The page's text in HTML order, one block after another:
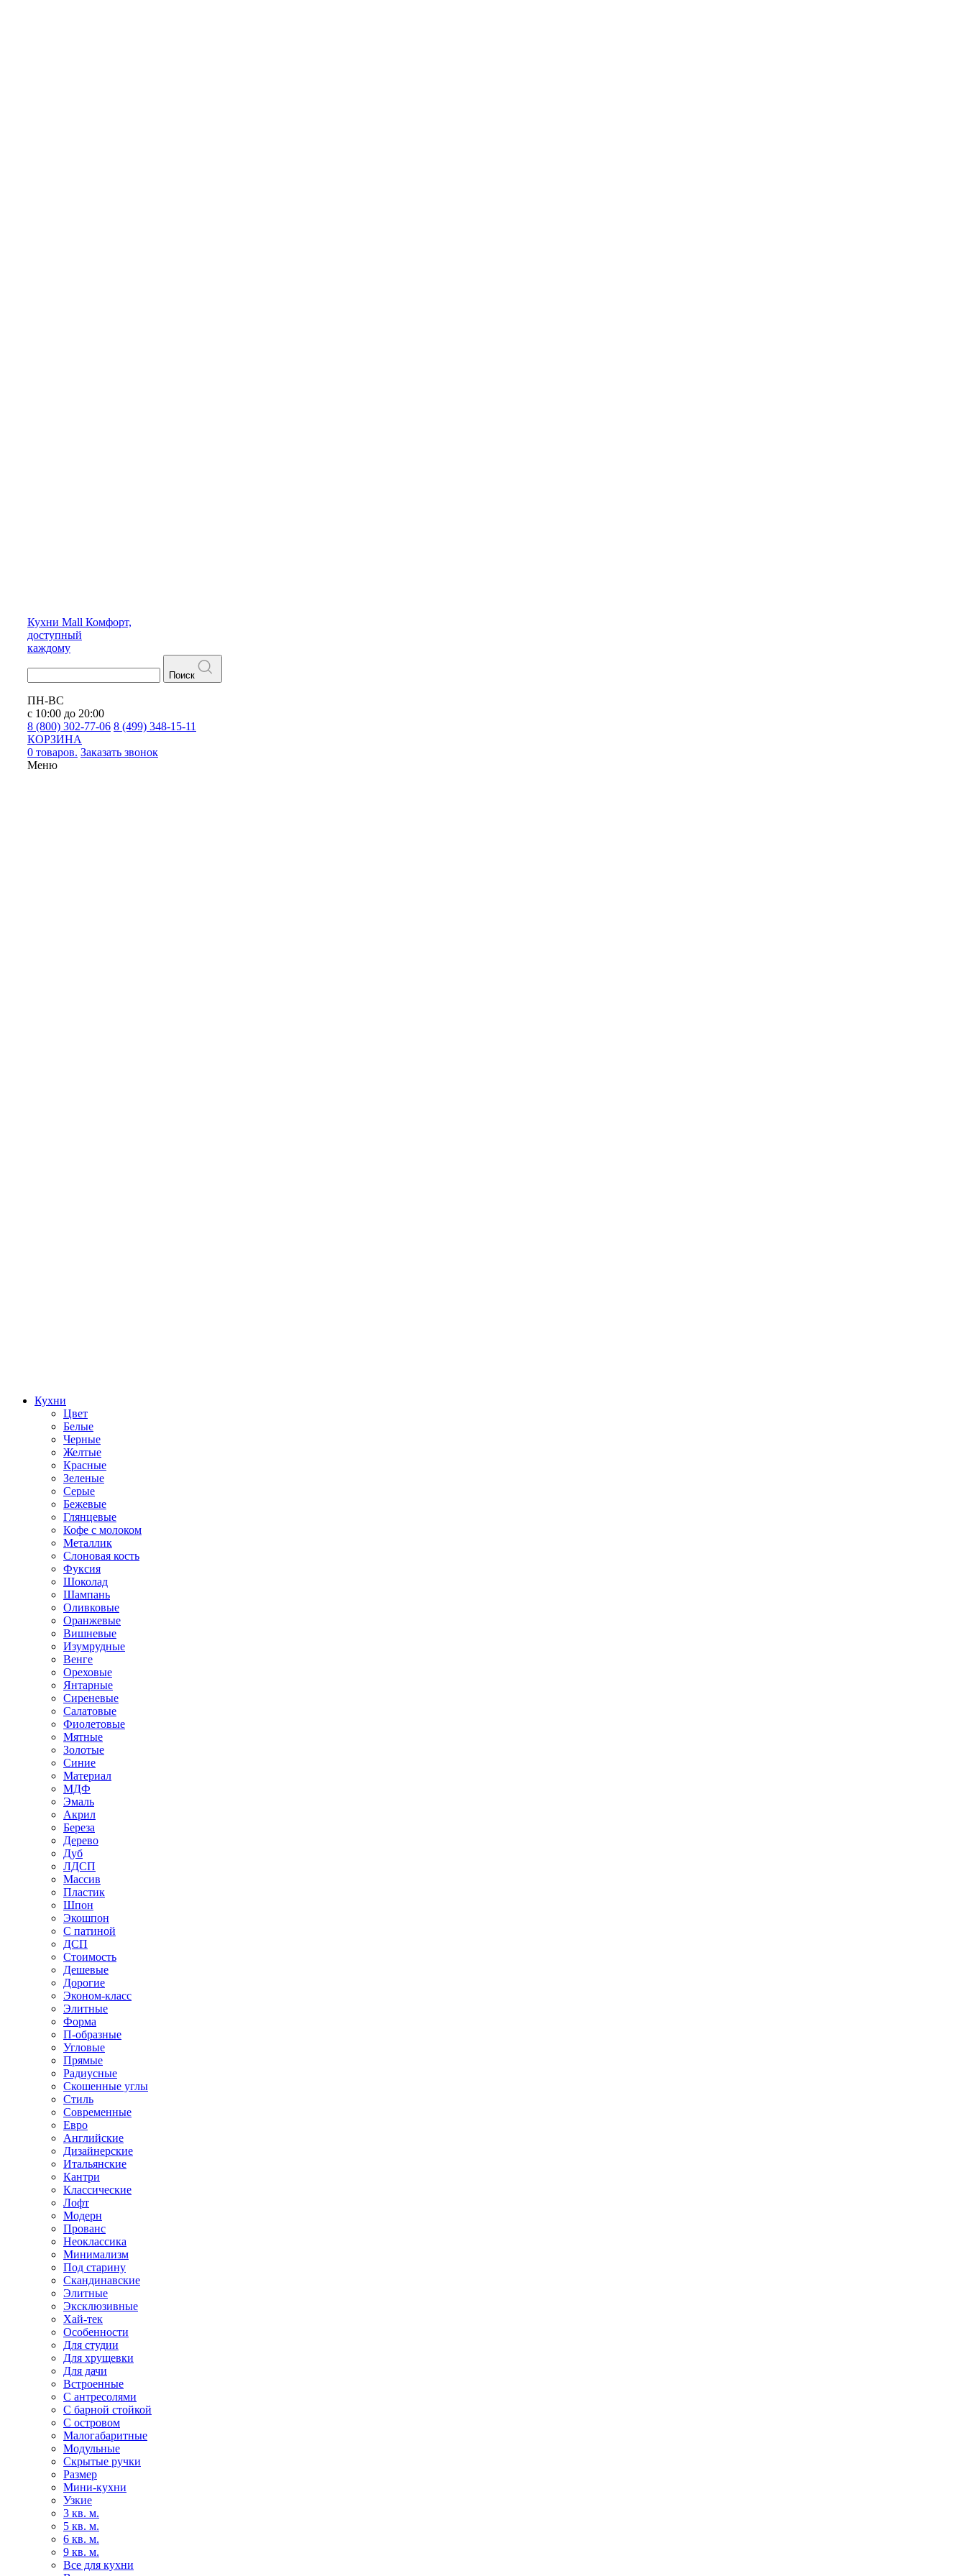
Кухни Mall Комфорт,
доступный
каждому
Поиск
ПН-ВС
с 10:00 до 20:00
8 (800) 302-77-06 8 (499) 348-15-11
КОРЗИНА
0 товаров. Заказать звонок
Меню
Кухни
Цвет
Белые
Черные
Желтые
Красные
Зеленые
Серые
Бежевые
Глянцевые
Кофе с молоком
Металлик
Слоновая кость
Фуксия
Шоколад
Шампань
Оливковые
Оранжевые
Вишневые
Изумрудные
Венге
Ореховые
Янтарные
Сиреневые
Салатовые
Фиолетовые
Мятные
Золотые
Синие
Материал
МДФ
Эмаль
Акрил
Береза
Дерево
Дуб
ЛДСП
Массив
Пластик
Шпон
Экошпон
С патиной
ДСП
Стоимость
Дешевые
Дорогие
Эконом-класс
Элитные
Форма
П-образные
Угловые
Прямые
Радиусные
Скошенные углы
Стиль
Современные
Евро
Английские
Дизайнерские
Итальянские
Кантри
Классические
Лофт
Модерн
Прованс
Неоклассика
Минимализм
Под старину
Скандинавские
Элитные
Эксклюзивные
Хай-тек
Особенности
Для студии
Для хрущевки
Для дачи
Встроенные
С антресолями
С барной стойкой
С островом
Малогабаритные
Модульные
Скрытые ручки
Размер
Мини-кухни
Узкие
3 кв. м.
5 кв. м.
6 кв. м.
9 кв. м.
Все для кухни